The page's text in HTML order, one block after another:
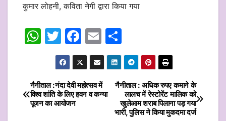
कुमार लोहनी, कविता नेगी द्वारा किया गया
W
at
s
A
T
w
itt
er
F
a
c
e
b
E
m
ai
l
h
ar
e
Post
navigation
नैनीताल : अधिक रुपए कमाने के
लालच में रेस्टोरेंट मालिक को
खुलेआम शराब पिलाना पड़ गया
भारी, पुलिस ने किया मुकदमा दर्ज
नैनीताल :नंदा देवी महोत्सव में
विश्व शांति के लिए हवन व कन्या
पूजन का आयोजन